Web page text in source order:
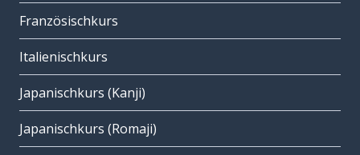
Französischkurs
Italienischkurs
Japanischkurs (Kanji)
Japanischkurs (Romaji)